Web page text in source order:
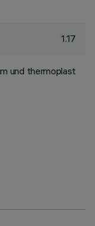
1.17
und thermoplast